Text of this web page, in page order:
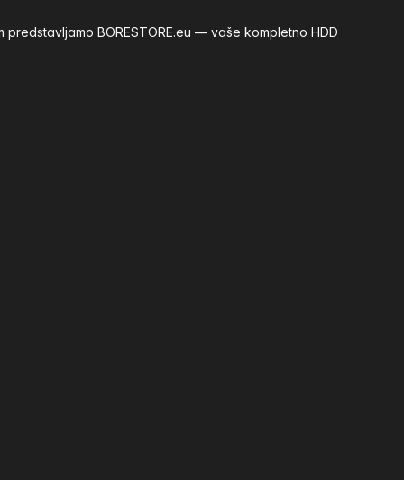
BORESTORE.eu — vaše kompletno HDD